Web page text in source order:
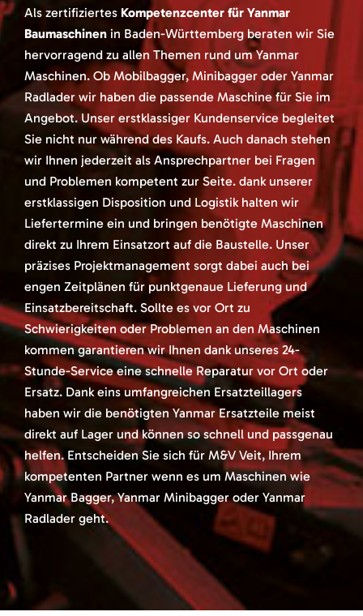
Als zertifiziertes Kompetenzcenter für Yanmar
Baumaschinen in Baden-Württemberg beraten wir Sie
hervorragend zu allen Themen rund um Yanmar
Maschinen. Ob Mobilbagger, Minibagger oder Yanmar
Radlader wir haben die passende Maschine für Sie im
Angebot. Unser erstklassiger Kundenservice begleitet
Sie nicht nur während des Kaufs. Auch danach stehen
wir Ihnen jederzeit als Ansprechpartner bei Fragen
und Problemen kompetent zur Seite. dank unserer
erstklassigen Disposition und Logistik halten wir
Liefertermine ein und bringen benötigte Maschinen
direkt zu Ihrem Einsatzort auf die Baustelle. Unser
präzises Projektmanagement sorgt dabei auch bei
engen Zeitplänen für punktgenaue Lieferung und
Einsatzbereitschaft. Sollte es vor Ort zu
Schwierigkeiten oder Problemen an den Maschinen
kommen garantieren wir Ihnen dank unseres 24-
Stunde-Service eine schnelle Reparatur vor Ort oder
Ersatz. Dank eins umfangreichen Ersatzteillagers
haben wir die benötigten Yanmar Ersatzteile meist
direkt auf Lager und können so schnell und passgenau
helfen. Entscheiden Sie sich für M&V Veit, Ihrem
kompetenten Partner wenn es um Maschinen wie
Yanmar Bagger, Yanmar Minibagger oder Yanmar
Radlader geht.